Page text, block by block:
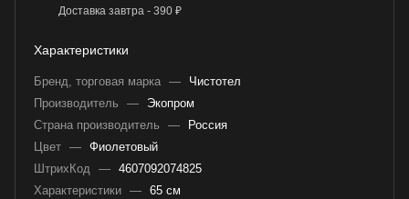
Доставка завтра - 390 ₽
Характеристики
Бренд, торговая марка —
Чистотел
Производитель
—
Экопром
Страна производитель
—
Россия
Цвет — Фиолетовый
ШтрихКод — 4607092074825
Характеристики — 65 см